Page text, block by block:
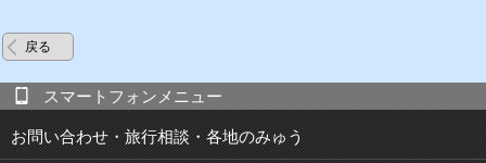
戻る
スマートフォンメニュー
お問い合わせ・旅行相談・各地のみゅう